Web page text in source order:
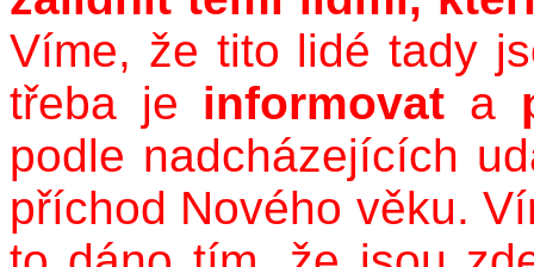
Víme, že tito lidé tady
třeba je informovat a
podle nadcházejících
příchod Nového věku.